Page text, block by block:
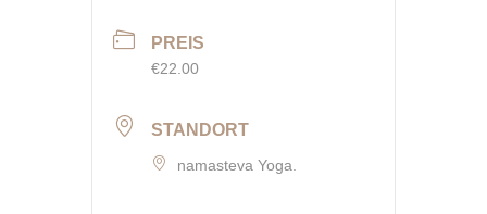
PREIS
€22.00
STANDORT
namasteva Yoga.